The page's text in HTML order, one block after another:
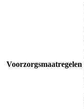
Voorzorgsmaatregelen